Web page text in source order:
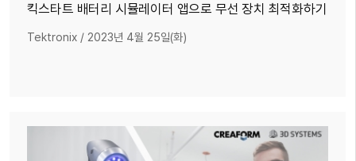
킥스타트 배터리 시뮬레이터 앱으로 무선 장치 최적화하기
Tektronix/ 2023년 4월 25일(화)